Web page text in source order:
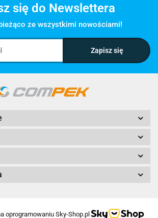
się do Newslettera
ze wszystkimi nowościami!
oprogramowaniu Sky-Shop.pl